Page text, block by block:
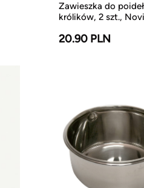
Zawieszka do
królików, 2 szt.,
20.90 PLN